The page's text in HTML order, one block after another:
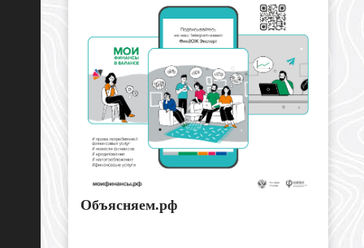
Объясняем.рф